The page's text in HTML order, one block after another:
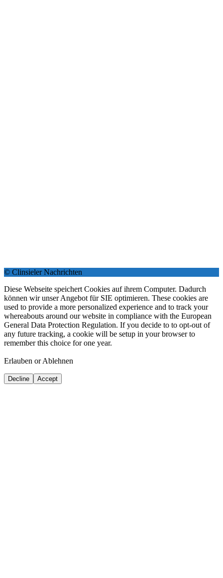
© Clinsieler Nachrichten
Diese Webseite speichert Cookies auf ihrem Computer. Dadurch
können wir unser Angebot für SIE optimieren. These cookies are
used to provide a more personalized experience and to track your
whereabouts around our website in compliance with the European
General Data Protection Regulation. If you decide to to opt-out of
any future tracking, a cookie will be setup in your browser to
remember this choice for one year.
Erlauben or Ablehnen
Decline Accept